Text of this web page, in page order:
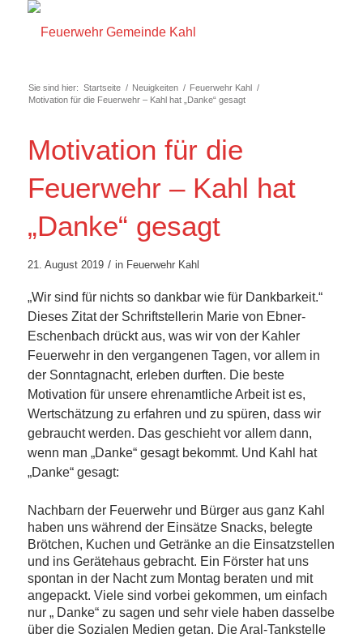
Sie sind hier: Startseite / Neuigkeiten / Feuerwehr Kahl /
Motivation für die Feuerwehr – Kahl hat „Danke“ gesagt
Motivation für die
Feuerwehr – Kahl hat
„Danke“ gesagt
21. August 2019 / in Feuerwehr Kahl
„Wir sind für nichts so dankbar wie für Dankbarkeit.“
Dieses Zitat der Schriftstellerin Marie von Ebner-
Eschenbach drückt aus, was wir von der Kahler
Feuerwehr in den vergangenen Tagen, vor allem in
der Sonntagnacht, erleben durften. Die beste
Motivation für unsere ehrenamtliche Arbeit ist es,
Wertschätzung zu erfahren und zu spüren, dass wir
gebraucht werden. Das geschieht vor allem dann,
wenn man „Danke“ gesagt bekommt. Und Kahl hat
„Danke“ gesagt:
Nachbarn der Feuerwehr und Bürger aus ganz Kahl
haben uns während der Einsätze Snacks, belegte
Brötchen, Kuchen und Getränke an die Einsatzstellen
und ins Gerätehaus gebracht. Ein Förster hat uns
spontan in der Nacht zum Montag beraten und mit
angepackt. Viele sind vorbei gekommen, um einfach
nur „ Danke“ zu sagen und sehr viele haben dasselbe
über die Sozialen Medien getan. Die Aral-Tankstelle